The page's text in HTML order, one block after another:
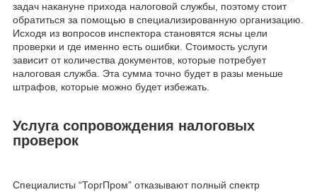
задач накануне прихода налоговой службы, поэтому стоит
обратиться за помощью в специализированную организацию.
Исходя из вопросов инспектора становятся ясны цели
проверки и где именно есть ошибки. Стоимость услуги
зависит от количества документов, которые потребует
налоговая служба. Эта сумма точно будет в разы меньше
штрафов, которые можно будет избежать.
Услуга сопровождения налоговых
проверок
Специалисты “ТоргПром” отказывают полный спектр